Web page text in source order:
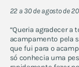
encontro de jovens
escola ex aequo
marchas lgbti e
do orgulho
22 a 30 de agosto de
“Queria agradecer
acampamento pela
que fui para o
só conhecia uma